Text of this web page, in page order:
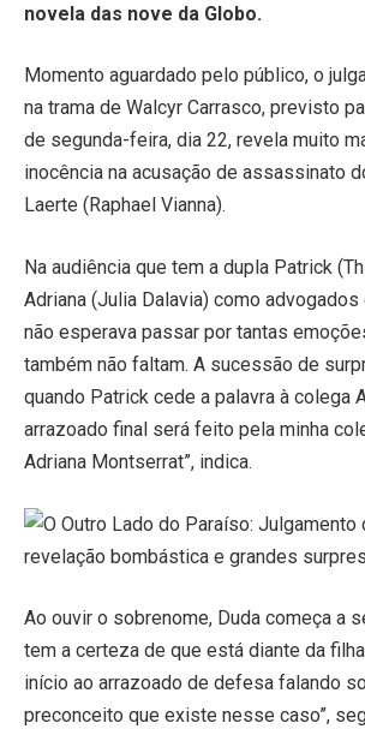
novela das nove da Globo.
Momento aguardado pelo público, o
na trama de Walcyr Carrasco, previsto
de segunda-feira, dia 22, revela muito
inocência na acusação de assassinato
Laerte (Raphael Vianna).
Na audiência que tem a dupla Patrick
Adriana (Julia Dalavia) como
não esperava passar por tantas
também não faltam. A sucessão de
quando Patrick cede a palavra à colega
arrazoado final será feito pela minha
Adriana Montserrat”, indica.
Ao ouvir o sobrenome, Duda começa a
tem a certeza de que está diante da
início ao arrazoado de defesa falando
preconceito que existe nesse caso”,